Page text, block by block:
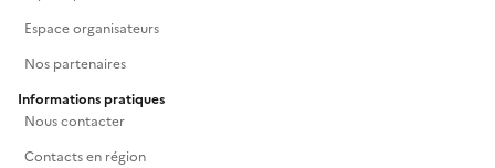
Espace organisateurs
Nos partenaires
Informations pratiques
Nous contacter
Contacts en région